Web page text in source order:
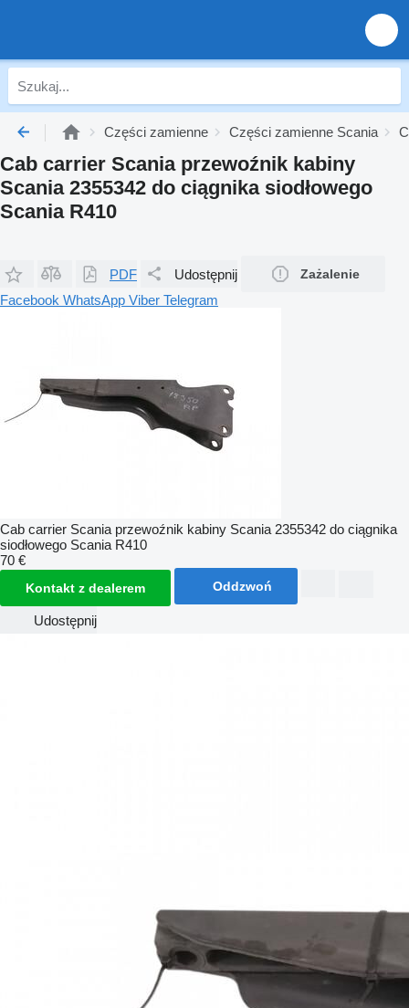
Części zamienne Części zamienne Scania
Cab carrier Scania przewoźnik kabiny
Scania 2355342 do ciągnika siodłowego
Scania R410
PDF Udostępnij Zażalenie
Facebook WhatsApp Viber Telegram
Cab carrier Scania przewoźnik kabiny Scania 2355342 do ciągnika
siodłowego Scania R410
70 €
Kontakt z dealerem Oddzwoń
Udostępnij